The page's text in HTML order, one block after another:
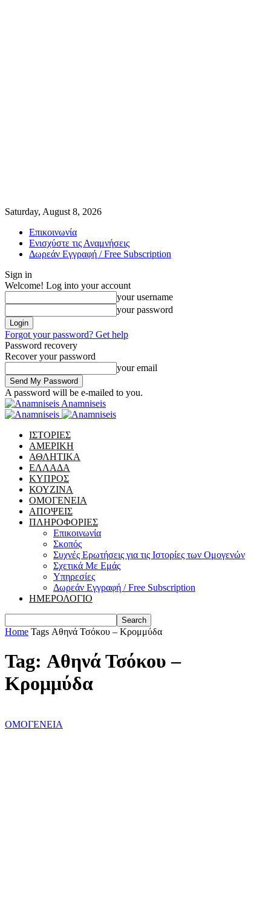
Saturday, August 8, 2026
Επικοινωνία
Ενισχύστε τις Αναμνήσεις
Δωρεάν Εγγραφή / Free Subscription
Sign in
Welcome! Log into your account
your username
your password
Forgot your password? Get help
Password recovery
Recover your password
your email
A password will be e-mailed to you.
Anamniseis
ΙΣΤΟΡΙΕΣ
ΑΜΕΡΙΚΗ
ΑΘΛΗΤΙΚΑ
ΕΛΛΑΔΑ
ΚΥΠΡΟΣ
ΚΟΥΖΙΝΑ
ΟΜΟΓΕΝΕΙΑ
ΑΠΟΨΕΙΣ
ΠΛΗΡΟΦΟΡΙΕΣ
Επικοινωνία
Σκοπός
Συχνές Ερωτήσεις για τις Ιστορίες των Ομογενών
Σχετικά Με Εμάς
Υπηρεσίες
Δωρεάν Εγγραφή / Free Subscription
ΗΜΕΡΟΛΟΓΙΟ
Home Tags Αθηνά Τσόκου – Κρομμύδα
Tag: Αθηνά Τσόκου –
Κρομμύδα
ΟΜΟΓΕΝΕΙΑ